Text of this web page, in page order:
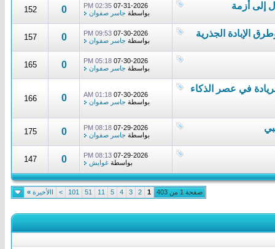
إلى أزمة 07-31-2026
02:35 PM
بواسطة جاسر صفوان 0
152
الإبادة الجذرية 07-30-2026
09:53 PM
بواسطة جاسر صفوان 0
157
07-30-2026
05:18 PM
بواسطة جاسر صفوان 0
165
في عصر الذكاء
07-30-2026
01:18 AM
بواسطة جاسر صفوان 0
166
07-29-2026
08:18 PM
بواسطة جاسر صفوان 0
175
07-29-2026
08:13 PM
بواسطة غوايش 0
147
صفحة 1 من 403 1
2
3
4
5
11
51
101
> االأخيرة »